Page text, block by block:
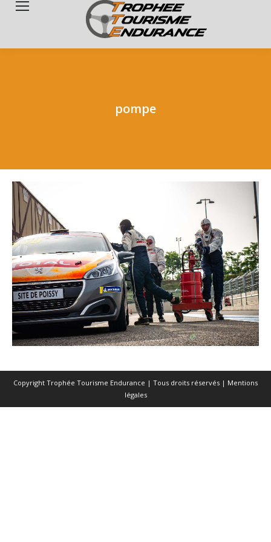
pompe
Copyright Trophée Tourisme Endurance | Tous droits réservés | Mentions
légales